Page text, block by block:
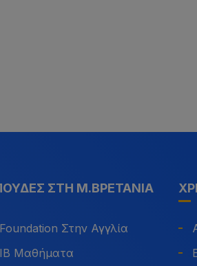
ΣΤΗ Μ.ΒΡΕΤΑΝΊΑ
Foundation Στην Αγγλία
IB Μαθήματα